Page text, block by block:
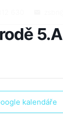
630
5.A
kalendáře